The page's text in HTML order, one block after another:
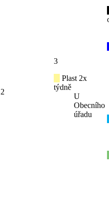
2
3
Plast 2x
týdně
U
Obecního
úřadu